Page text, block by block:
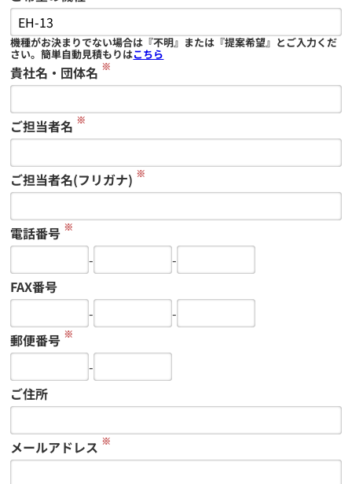
機種がお決まりでない場合は『不明』または『提案希望』とご入力くだ
さい。簡単自動見積もりはこちら
貴社名・団体名 ※
ご担当者名 ※
ご担当者名(フリガナ) ※
電話番号 ※
-
-
FAX番号
-
-
郵便番号 ※
-
ご住所
メールアドレス ※